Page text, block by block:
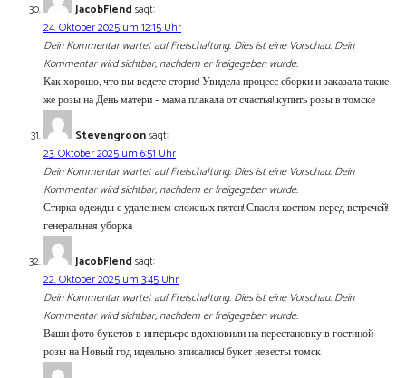
JacobFlend sagt:
24. Oktober 2025 um 12:15 Uhr
Dein Kommentar wartet auf Freischaltung. Dies ist eine Vorschau. Dein
Kommentar wird sichtbar, nachdem er freigegeben wurde.
Как хорошо, что вы ведете сторис! Увидела процесс сборки и заказала такие
же розы на День матери – мама плакала от счастья! купить розы в томске
Stevengroonsagt:
23. Oktober 2025 um 6:51 Uhr
Dein Kommentar wartet auf Freischaltung. Dies ist eine Vorschau. Dein
Kommentar wird sichtbar, nachdem er freigegeben wurde.
Стирка одежды с удалением сложных пятен! Спасли костюм перед встречей!
генеральная уборка
JacobFlend sagt:
22. Oktober 2025 um 3:45 Uhr
Dein Kommentar wartet auf Freischaltung. Dies ist eine Vorschau. Dein
Kommentar wird sichtbar, nachdem er freigegeben wurde.
Ваши фото букетов в интерьере вдохновили на перестановку в гостиной –
розы на Новый год идеально вписались! букет невесты томск